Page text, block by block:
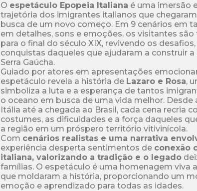
O espetáculo Epopeia Italiana é uma imersão
trajetória dos imigrantes italianos que
busca de um novo começo. Em 9 cenários em
em detalhes, sons e emoções, os visitantes
para o final do século XIX, revivendo os
conquistas daqueles que ajudaram a construir
Serra Gaúcha.
Guiado por atores em apresentações
espetáculo revela a história de Lazaro e Rosa,
simboliza a luta e a esperança de tantos
o oceano em busca de uma vida melhor. Desde
Itália até a chegada ao Brasil, cada cena recria
costumes, as dificuldades e a força daqueles
a região em um próspero território vitivinícola.
Com cenários realistas e uma narrativa
experiência desperta sentimentos de conexão
italiana, valorizando a tradição e o legado
famílias. O espetáculo é uma homenagem viva
que moldaram a história, proporcionando um
emoção e aprendizado para todas as idades.